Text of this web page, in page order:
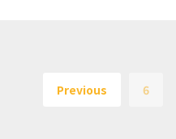
Previous 6